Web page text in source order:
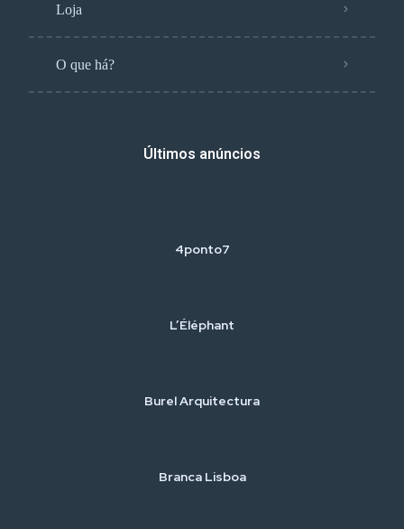
Loja
O que há?
Últimos anúncios
4ponto7
L’Éléphant
Burel Arquitectura
Branca Lisboa